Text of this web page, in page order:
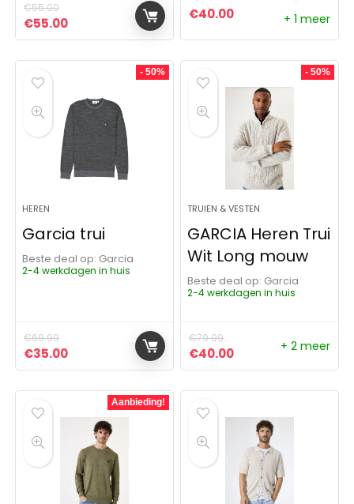
€55.00
Oorspronkelijke prijs was: €55.00.
€55.00Huidige prijs is: €55.00.
€40.00 + 1 meer
- 50%
HEREN
Garcia trui
Beste deal op:
Garcia
2-4 werkdagen in huis
€69.99
Oorspronkelijke prijs was: €69.99.
€35.00Huidige prijs is: €35.00.
- 50%
TRUIEN & VESTEN
GARCIA Heren Trui
Wit Long mouw
Beste deal op:
Garcia
2-4 werkdagen in huis
€79.99
Oorspronkelijke prijs was:
€40.00Huidige prijs is:
+ 2 meer
Aanbieding!